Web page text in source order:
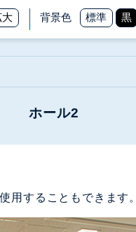
大 背景色 標準 黒
ホール2
用することもできます。